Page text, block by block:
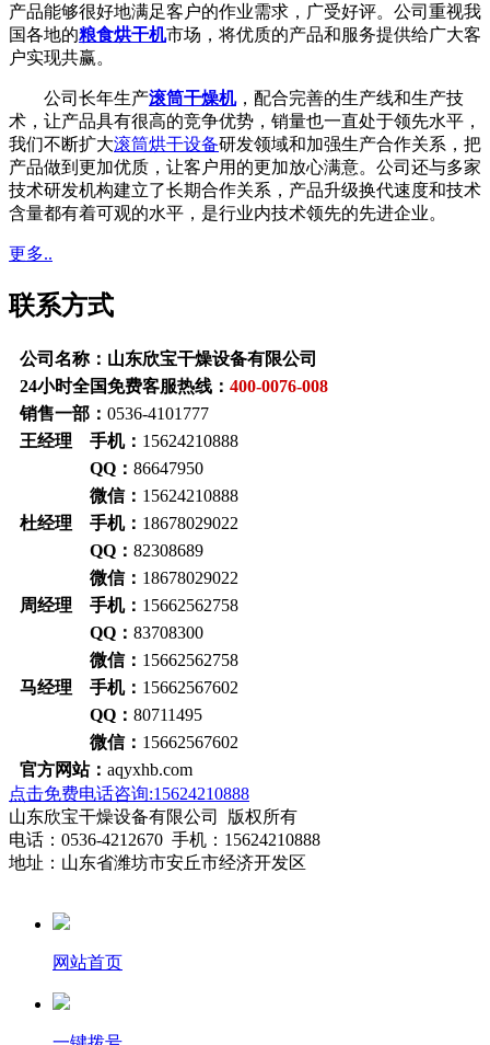
产品能够很好地满足客户的作业需求，广受好评。公司重视我
国各地的粮食烘干机市场，将优质的产品和服务提供给广大客
户实现共赢。
公司长年生产滚筒干燥机，配合完善的生产线和生产技
术，让产品具有很高的竞争优势，销量也一直处于领先水平，
我们不断扩大滚筒烘干设备研发领域和加强生产合作关系，把
产品做到更加优质，让客户用的更加放心满意。公司还与多家
技术研发机构建立了长期合作关系，产品升级换代速度和技术
含量都有着可观的水平，是行业内技术领先的先进企业。
更多..
联系方式
公司名称： 山东欣宝干燥设备有限公司
24小时全国免费客服热线： 400-0076-008
销售一部： 0536-4101777
王经理 手机： 15624210888
QQ： 86647950
微信： 15624210888
杜经理 手机： 18678029022
QQ： 82308689
微信： 18678029022
周经理 手机： 15662562758
QQ： 83708300
微信： 15662562758
马经理 手机： 15662567602
QQ： 80711495
微信： 15662567602
官方网站： aqyxhb.com
点击免费电话咨询:15624210888
山东欣宝干燥设备有限公司 版权所有
电话：0536-4212670 手机：15624210888
地址：山东省潍坊市安丘市经济开发区
网站首页